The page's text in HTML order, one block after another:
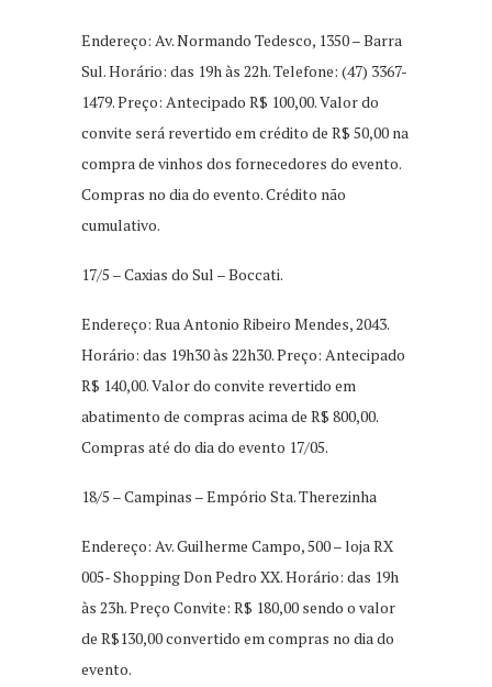
Endereço: Av. Normando Tedesco, 1350 – Barra
Sul. Horário: das 19h às 22h. Telefone: (47) 3367-
1479. Preço: Antecipado R$ 100,00. Valor do
convite será revertido em crédito de R$ 50,00 na
compra de vinhos dos fornecedores do evento.
Compras no dia do evento. Crédito não
cumulativo.
17/5 – Caxias do Sul – Boccati.
Endereço: Rua Antonio Ribeiro Mendes, 2043.
Horário: das 19h30 às 22h30. Preço: Antecipado
R$ 140,00. Valor do convite revertido em
abatimento de compras acima de R$ 800,00.
Compras até do dia do evento 17/05.
18/5 – Campinas – Empório Sta. Therezinha
Endereço: Av. Guilherme Campo, 500 – loja RX
005- Shopping Don Pedro XX. Horário: das 19h
às 23h. Preço Convite: R$ 180,00 sendo o valor
de R$130,00 convertido em compras no dia do
evento.